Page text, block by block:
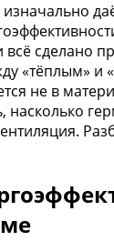
изначально
сделано
«тёплым» и
не в
насколько